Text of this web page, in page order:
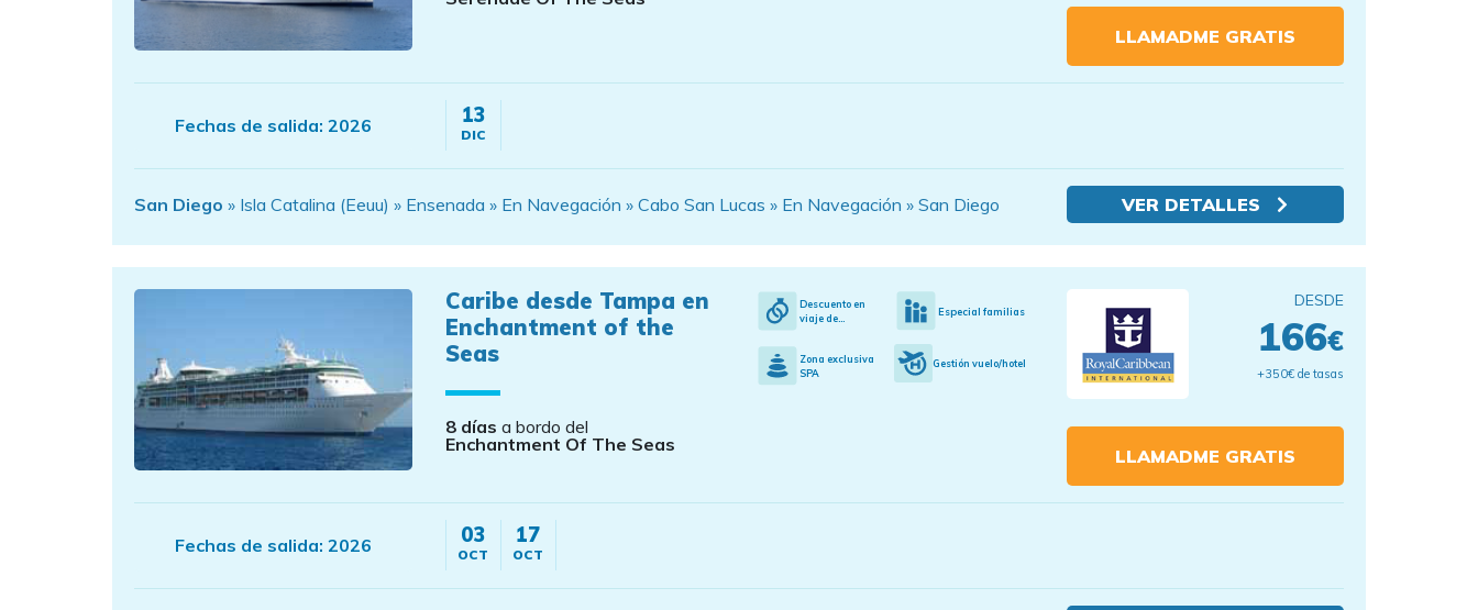
LLAMADME GRATIS
Fechas de salida: 2026 13
DIC
San Diego » Isla Catalina (Eeuu) » Ensenada » En Navegación » Cabo San Lucas » En Navegación » San Diego VER DETALLES
Caribe desde Tampa en
Enchantment of the
Seas
8 días a bordo del
Enchantment Of The Seas
Descuento en
viaje de...
Especial familias
Zona exclusiva
SPA
Gestión vuelo/hotel
DESDE
166€
+350€ de tasas
LLAMADME GRATIS
Fechas de salida: 2026 03
OCT
17
OCT